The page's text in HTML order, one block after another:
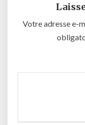
Votre adresse e-